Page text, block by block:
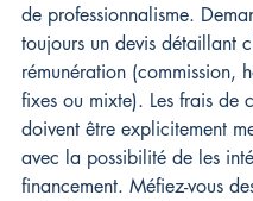
de professionnalisme.
toujours un devis détaillant
rémunération (commission,
fixes ou mixte). Les frais de
doivent être explicitement
avec la possibilité de les
financement. Méfiez-vous